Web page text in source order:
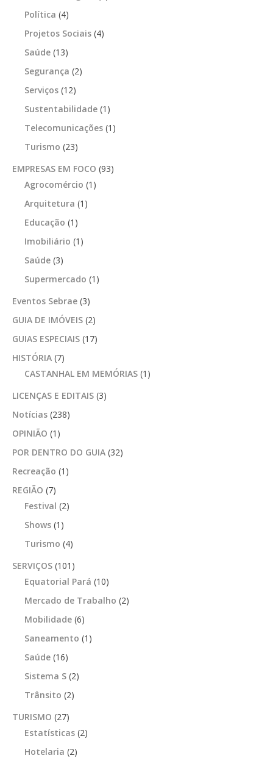
Política (4)
Projetos Sociais(4)
Saúde(13)
Segurança (2)
Serviços(12)
Sustentabilidade(1)
Telecomunicações(1)
Turismo (23)
EMPRESAS EM FOCO (93)
Agrocomércio (1)
Arquitetura (1)
Educação (1)
Imobiliário (1)
Saúde(3)
Supermercado (1)
Eventos Sebrae(3)
GUIA DE IMÓVEIS(2)
GUIAS ESPECIAIS(17)
HISTÓRIA(7)
CASTANHAL EM MEMÓRIAS(1)
LICENÇAS E EDITAIS(3)
Notícias(238)
OPINIÃO (1)
POR DENTRO DO GUIA(32)
Recreação (1)
REGIÃO (7)
Festival (2)
Shows(1)
Turismo (4)
SERVIÇOS(101)
Equatorial Pará (10)
Mercado de Trabalho (2)
Mobilidade(6)
Saneamento (1)
Saúde(16)
Sistema S(2)
Trânsito (2)
TURISMO (27)
Estatísticas(2)
Hotelaria (2)